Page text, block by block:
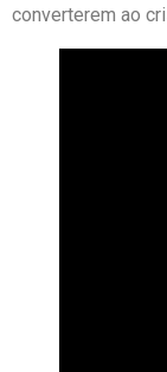
converterem ao